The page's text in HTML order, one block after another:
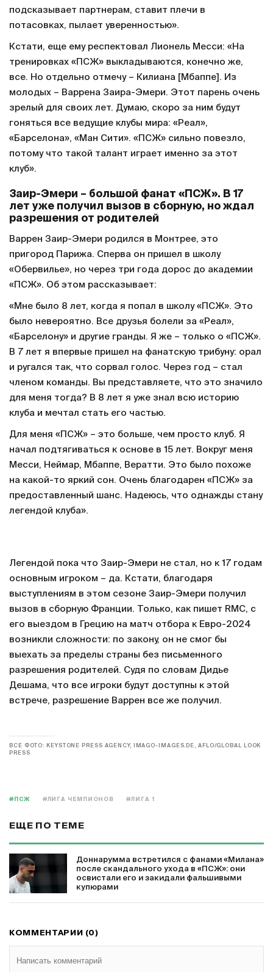
подсказывает партнерам, ставит плечи в
потасовках, пылает уверенностью».
Кстати, еще ему респектовал Лионель Месси: «На
тренировках «ПСЖ» выкладываются, конечно же,
все. Но отдельно отмечу – Килиана [Мбаппе]. Из
молодых – Варрена Заира-Эмери. Этот парень очень
зрелый для своих лет. Думаю, скоро за ним будут
гоняться все ведущие клубы мира: «Реал»,
«Барселона», «Ман Сити». «ПСЖ» сильно повезло,
потому что такой талант играет именно за этот
клуб».
Заир-Эмери – большой фанат «ПСЖ». В 17
лет уже получил вызов в сборную, но ждал
разрешения от родителей
Варрен Заир-Эмери родился в Монтрее, это
пригород Парижа. Сперва он пришел в школу
«Обервилье», но через три года дорос до академии
«ПСЖ». Об этом рассказывает:
«Мне было 8 лет, когда я попал в школу «ПСЖ». Это
было невероятно. Все друзья болели за «Реал»,
«Барселону» и другие гранды. Я же – только о «ПСЖ».
В 7 лет я впервые пришел на фанатскую трибуну: орал
и ругался так, что сорвал голос. Через год – стал
членом команды. Вы представляете, что это значило
для меня тогда? В 8 лет я уже знал всю историю
клуба и мечтал стать его частью.
Для меня «ПСЖ» – это больше, чем просто клуб. Я
начал подтягиваться к основе в 15 лет. Вокруг меня
Месси, Неймар, Мбаппе, Вератти. Это было похоже
на какой-то яркий сон. Очень благодарен «ПСЖ» за
предоставленный шанс. Надеюсь, что однажды стану
легендой клуба».
Легендой пока что Заир-Эмери не стал, но к 17 годам
основным игроком – да. Кстати, благодаря
выступлениям в этом сезоне Заир-Эмери получил
вызов в сборную Франции. Только, как пишет RMC, с
его выездом в Грецию на матч отбора к Евро-2024
возникли сложности: по закону, он не смог бы
выехать за пределы страны без письменного
разрешения родителей. Судя по словам Дидье
Дешама, что все игроки будут доступны к этой
встрече, разрешение Варрен все же получил.
ВСЕ ФОТО: KEYSTONE PRESS AGENCY, IMAGO-IMAGES.DE, AFLO/GLOBAL LOOK
PRESS
#ПСЖ #ЛИГА ЧЕМПИОНОВ #ЛИГА 1
ЕЩЕ ПО ТЕМЕ
Доннарумма встретился с фанами «Милана»
после скандального ухода в «ПСЖ»: они
освистали его и закидали фальшивыми
купюрами
КОММЕНТАРИИ (0)